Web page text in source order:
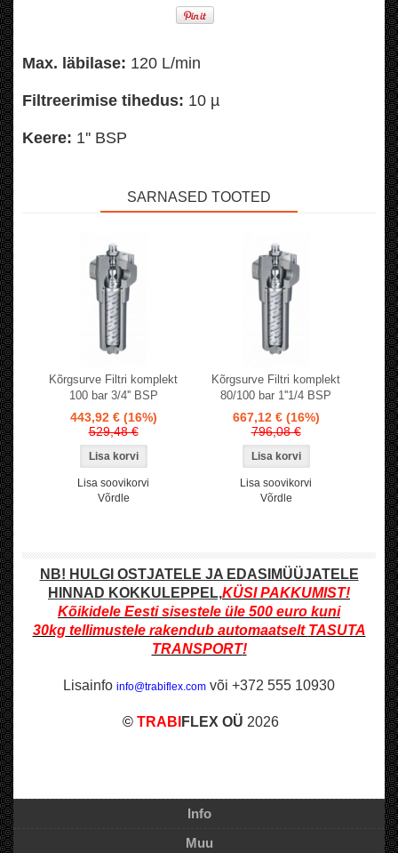
Max. läbilase: 120 L/min
Filtreerimise tihedus: 10 µ
Keere: 1'' BSP
SARNASED TOOTED
Kõrgsurve Filtri komplekt
100 bar 3/4'' BSP
443,92 € (16%)
529,48 €
Lisa soovikorvi
Võrdle
Kõrgsurve Filtri komplekt
80/100 bar 1''1/4 BSP
667,12 € (16%)
796,08 €
Lisa soovikorvi
Võrdle
NB! HULGI OSTJATELE JA EDASIMÜÜJATELE
HINNAD KOKKULEPPEL,KÜSI PAKKUMIST!
Kõikidele Eesti sisestele üle 500 euro kuni
30kgtellimustele rakendub automaatselt TASUTA
TRANSPORT!
Lisainfo info@trabiflex.com või +372 555 10930
© TRABI FLEX OÜ 2026
Info
Muu